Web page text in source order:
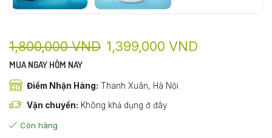
1,800,000VND 1,399,000 VND
MUA NGAY HÔM NAY
Điểm Nhận Hàng: Thanh Xuân, Hà Nội
Vận chuyển: Không khả dụng ở đây
Còn hàng